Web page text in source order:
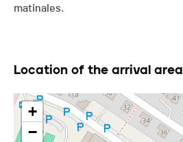
matinales.
Location of the arrival area
+
−